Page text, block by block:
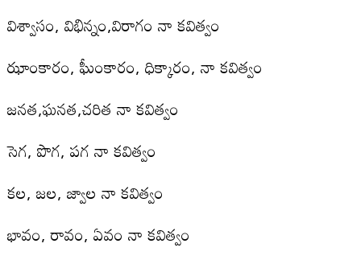
విశ్వాసం, విభిన్నం,విరాగం నా కవిత్వం
ఝాంకారం, ఫీుంకారం, ధిక్కారం, నా కవిత్వం
జనత,ఘనత,చరిత నా కవిత్వం
సెగ, పొగ, పగ నా కవిత్వం
కల, జల, జ్వాల నా కవిత్వం
భావం, రావం, ఏవం నా కవిత్వం